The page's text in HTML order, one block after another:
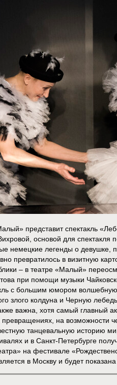
представит спектакль
основой для спектакля
немецкие легенды о девушке,
превратилось в визитную
– в театре «Малый»
при помощи музыки
с большим юмором
злого колдуна и Черную
важна, хотя самый главный
на возможности
танцевальную историю
и в Санкт-Петербурге
на фестивале
в Москву и будет